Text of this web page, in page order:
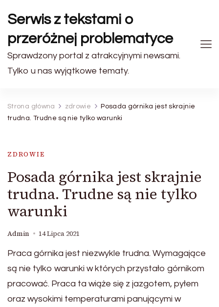
Serwis z tekstami o
przeróżnej problematyce
Sprawdzony portal z atrakcyjnymi newsami.
Tylko u nas wyjątkowe tematy.
Strona główna zdrowie
Posada górnika jest skrajnie
trudna. Trudne są nie tylko warunki
ZDROWIE
Posada górnika jest skrajnie
trudna. Trudne są nie tylko
warunki
Admin 14 Lipca 2021
Praca górnika jest niezwykle trudna. Wymagające
są nie tylko warunki w których przystało górnikom
pracować. Praca ta wiąże się z jazgotem, pyłem
oraz wysokimi temperaturami panującymi w